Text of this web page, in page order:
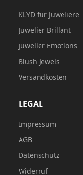
KLYD für Juweliere
Juwelier Brillant
Juwelier Emotions
Blush Jewels
Versandkosten
LEGAL
Impressum
AGB
Datenschutz
Widerruf